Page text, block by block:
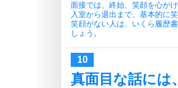
面接では、終始、笑顔を心がけ
入室から退出まで、基本的に笑
笑顔がない人は、いくら履歴
しょう。
真面目な話には